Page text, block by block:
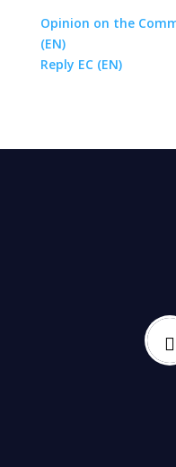
Opinion on the
(EN)
Reply EC (EN)